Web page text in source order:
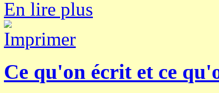
En lire plus
Ce qu'on écrit et ce